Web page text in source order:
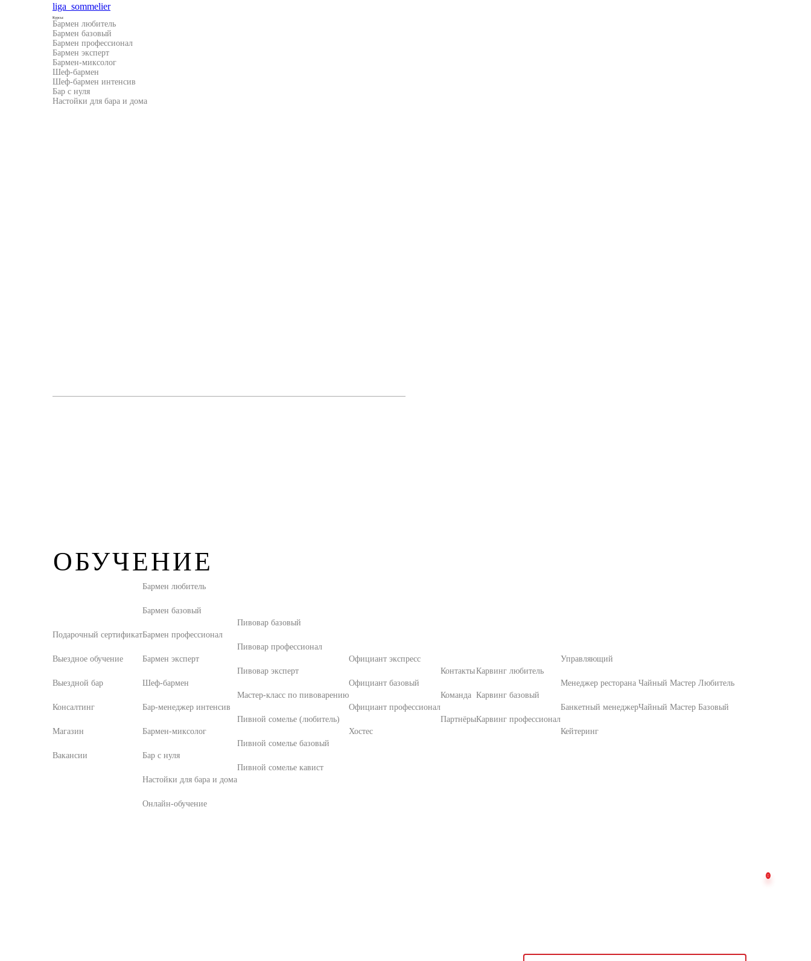
liga_sommelier
Курсы:
Бармен любитель
Бармен базовый
Бармен профессионал
Бармен эксперт
Бармен-миксолог
Шеф-бармен
Шеф-бармен интенсив
Бар с нуля
Настойки для бара и дома
ОБУЧЕНИЕ
Подарочный сертификат
Выездное обучение
Выездной бар
Консалтинг
Магазин
Вакансии
Бармен любитель
Бармен базовый
Бармен профессионал
Бармен эксперт
Шеф-бармен
Бар-менеджер интенсив
Бармен-миксолог
Бар с нуля
Настойки для бара и дома
Онлайн-обучение
Пивовар базовый
Пивовар профессионал
Пивовар эксперт
Мастер-класс по пивоварению
Пивной сомелье (любитель)
Пивной сомелье базовый
Пивной сомелье кавист
Официант экспресс
Официант базовый
Официант профессионал
Хостес
Контакты
Команда
Партнёры
Карвинг любитель
Карвинг базовый
Карвинг профессионал
Управляющий
Менеджер ресторана
Банкетный менеджер
Кейтеринг
Чайный Мастер Любитель
Чайный Мастер Базовый